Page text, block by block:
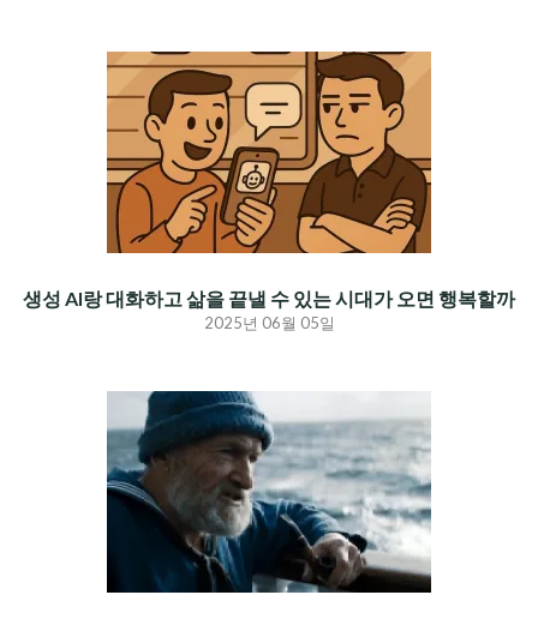
생성 AI랑 대화하고 삶을 끝낼 수 있는 시대가 오면 행복할까
2025년 06월 05일